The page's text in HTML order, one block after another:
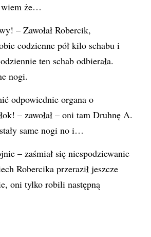
wiem że…
– Zawołał Robercik,
codzienne pół kilo schabu i
ten schab odbierała.
nogi.
odpowiednie organa o
– zawołał – oni tam Druhnę A.
same nogi no i…
– zaśmiał się niespodziewanie
Robercika przeraził jeszcze
oni tylko robili następną